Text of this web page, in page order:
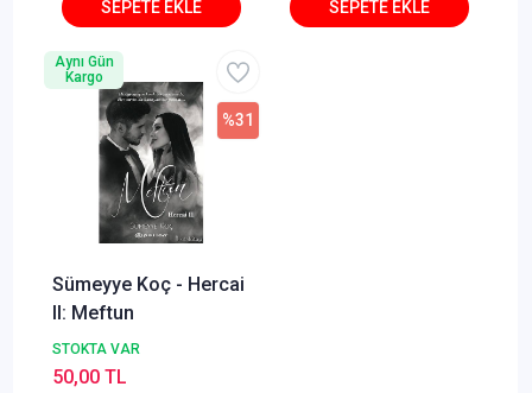
Sümeyye Koç - Hercai
II: Meftun
STOKTA VAR
%31
50,00 TL
Aynı Gün
Kargo